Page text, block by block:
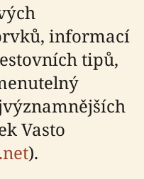
informací
tipů,
Vasto
).